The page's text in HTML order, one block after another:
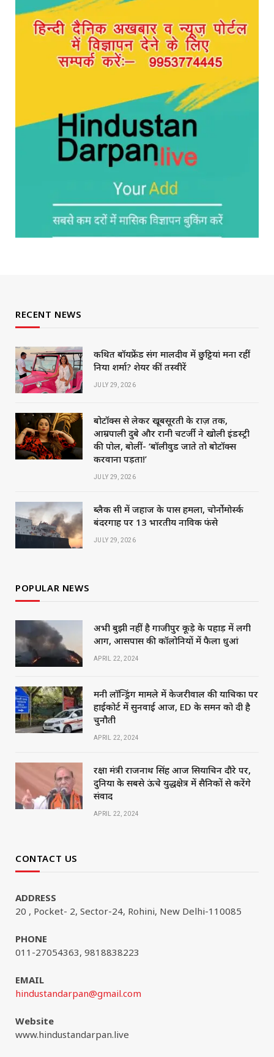
RECENT NEWS
कथित बॉयफ्रेंड संग मालदीव में छुट्टियां मना रहीं
निया शर्मा? शेयर कीं तस्वीरें
JULY 29, 2026
बोटॉक्स से लेकर खूबसूरती के राज़ तक,
आम्रपाली दुबे और रानी चटर्जी ने खोली इंडस्ट्री
की पोल, बोलीं- ‘बॉलीवुड जाते तो बोटॉक्स
करवाना पड़ता!’
JULY 29, 2026
ब्लैक सी में जहाज के पास हमला, चोर्नोमोर्स्क
बंदरगाह पर 13 भारतीय नाविक फंसे
JULY 29, 2026
POPULAR NEWS
अभी बुझी नहीं है गाजीपुर कूड़े के पहाड़ में लगी
आग, आसपास की कॉलोनियों में फैला धुआं
APRIL 22, 2024
मनी लॉन्ड्रिंग मामले में केजरीवाल की याचिका पर
हाईकोर्ट में सुनवाई आज, ED के समन को दी है
चुनौती
APRIL 22, 2024
रक्षा मंत्री राजनाथ सिंह आज सियाचिन दौरे पर,
दुनिया के सबसे ऊंचे युद्धक्षेत्र में सैनिकों से करेंगे
संवाद
APRIL 22, 2024
CONTACT US
ADDRESS
20 , Pocket- 2, Sector-24, Rohini, New Delhi-110085
PHONE
011-27054363, 9818838223
EMAIL
hindustandarpan@gmail.com
Website
www.hindustandarpan.live